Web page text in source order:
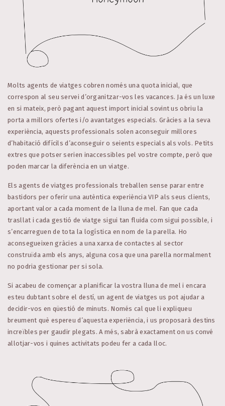
Molts agents de viatges cobren només una quota inicial, que
correspon al seu servei d’organitzar-vos les vacances. Ja és un luxe
en si mateix, però pagant aquest import inicial sovint us obriu la
porta a millors ofertes i/o avantatges especials. Gràcies a la seva
experiència, aquests professionals solen aconseguir millores
d’habitació difícils d’aconseguir o seients especials als vols. Petits
extres que potser serien inaccessibles pel vostre compte, però que
poden marcar la diferència en un viatge.
Els agents de viatges professionals treballen sense parar entre
bastidors per oferir una autèntica experiència VIP als seus clients,
aportant valor a cada moment de la lluna de mel. Fan que cada
trasllat i cada gestió de viatge sigui tan fluida com sigui possible, i
s’encarreguen de tota la logística en nom de la parella. Ho
aconsegueixen gràcies a una xarxa de contactes al sector
construïda amb els anys, alguna cosa que una parella normalment
no podria gestionar per si sola.
Si acabeu de començar a planificar la vostra lluna de mel i encara
esteu dubtant sobre el destí, un agent de viatges us pot ajudar a
decidir-vos en qüestió de minuts. Només cal que li expliqueu
breument què espereu d’aquesta experiència, i us proposarà destins
increïbles per gaudir plegats. A més, sabrà exactament on us convé
allotjar-vos i quines activitats podeu fer a cada lloc.